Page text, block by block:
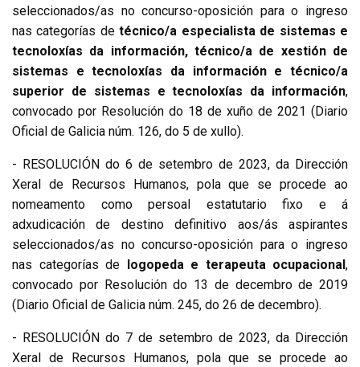
seleccionados/as no concurso-oposición para o ingreso
nas categorías detécnico/a especialista de sistemas e
tecnoloxías da información, técnico/a de xestión de
sistemas e tecnoloxías da información e técnico/a
superior de sistemas e tecnoloxías da información,
convocado por Resolución do 18 de xuño de 2021 (Diario
Oficial de Galicia núm. 126, do 5 de xullo).
- RESOLUCIÓN do 6 de setembro de 2023, da Dirección
Xeral de Recursos Humanos, pola que se procede ao
nomeamento como persoal estatutario fixo e á
adxudicación de destino definitivo aos/ás aspirantes
seleccionados/as no concurso-oposición para o ingreso
nas categorías de
logopeda e terapeuta ocupacional ,
convocado por Resolución do 13 de decembro de 2019
(Diario Oficial de Galicia núm. 245, do 26 de decembro).
- RESOLUCIÓN do 7 de setembro de 2023, da Dirección
Xeral de Recursos Humanos, pola que se procede ao